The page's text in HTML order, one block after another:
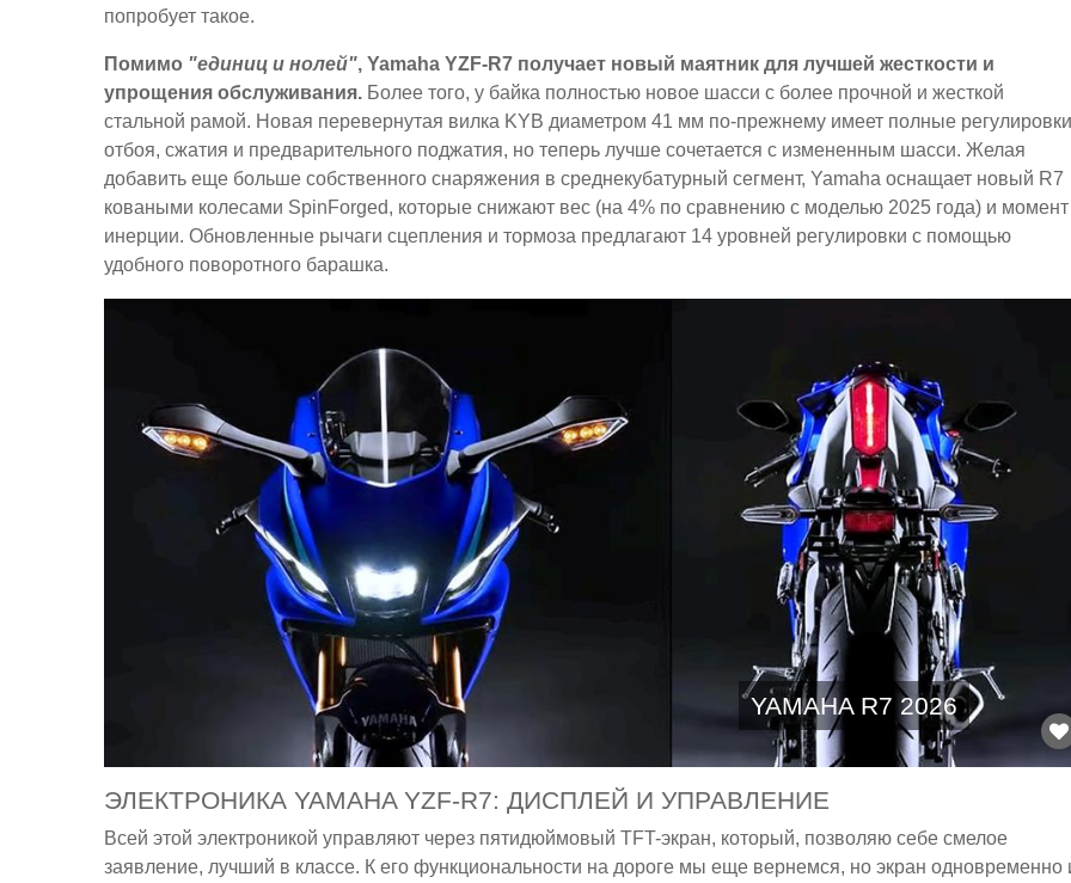
попробует такое.
Помимо "единиц и нолей", Yamaha YZF-R7 получает новый маятник для лучшей жесткости и
упрощения обслуживания. Более того, у байка полностью новое шасси с более прочной и жесткой
стальной рамой. Новая перевернутая вилка KYB диаметром 41 мм по-прежнему имеет полные регулировки
отбоя, сжатия и предварительного поджатия, но теперь лучше сочетается с измененным шасси. Желая
добавить еще больше собственного снаряжения в среднекубатурный сегмент, Yamaha оснащает новый R7
коваными колесами SpinForged, которые снижают вес (на 4% по сравнению с моделью 2025 года) и момент
инерции. Обновленные рычаги сцепления и тормоза предлагают 14 уровней регулировки с помощью
удобного поворотного барашка.
YAMAHA R7 2026
ЭЛЕКТРОНИКА YAMAHA YZF-R7: ДИСПЛЕЙ И УПРАВЛЕНИЕ
Всей этой электроникой управляют через пятидюймовый TFT-экран, который, позволяю себе смелое
заявление, лучший в классе. К его функциональности на дороге мы еще вернемся, но экран одновременно